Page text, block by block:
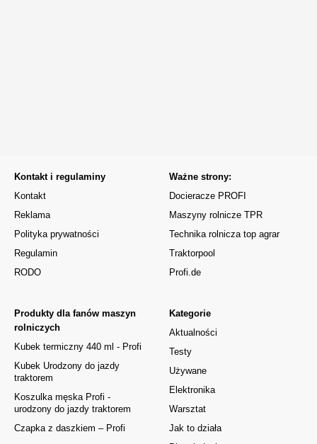
Kontakt i regulaminy
Kontakt
Reklama
Polityka prywatności
Regulamin
RODO
Kategorie
Aktualności
Testy
Używane
Elektronika
Warsztat
Jak to działa
Produkty dla fanów maszyn
rolniczych
Kubek termiczny 440 ml - Profi
Kubek Urodzony do jazdy
traktorem
Koszulka męska Profi -
urodzony do jazdy traktorem
Czapka z daszkiem – Profi
Ważne strony:
Docieracze PROFI
Maszyny rolnicze TPR
Technika rolnicza top agrar
Traktorpool
Profi.de